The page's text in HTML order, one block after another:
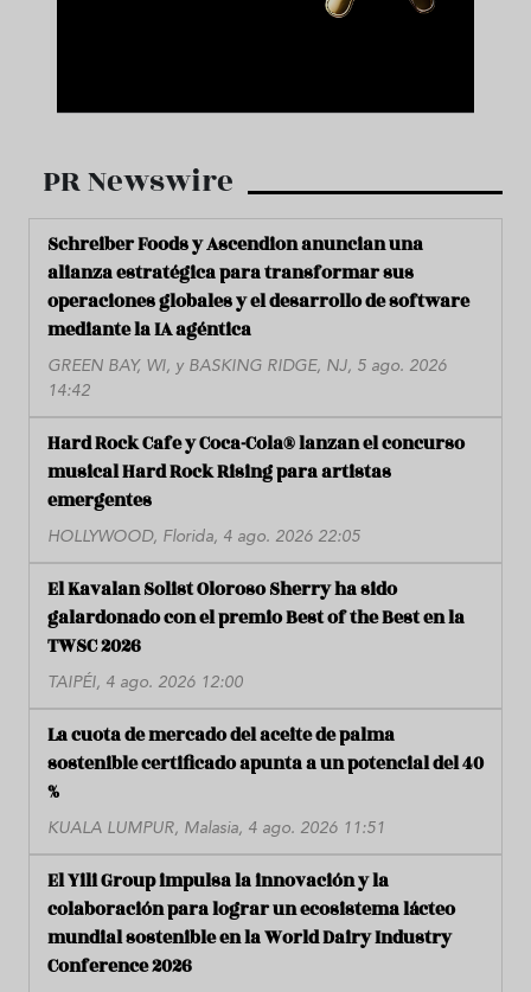
PR Newswire
Schreiber Foods y Ascendion anuncian una
alianza estratégica para transformar sus
operaciones globales y el desarrollo de software
mediante la IA agéntica
GREEN BAY, WI, y BASKING RIDGE, NJ, 5 ago. 2026
14:42
Hard Rock Cafe y Coca-Cola® lanzan el concurso
musical Hard Rock Rising para artistas
emergentes
HOLLYWOOD, Florida, 4 ago. 2026 22:05
El Kavalan Solist Oloroso Sherry ha sido
galardonado con el premio Best of the Best en la
TWSC 2026
TAIPÉI, 4 ago. 2026 12:00
La cuota de mercado del aceite de palma
sostenible certificado apunta a un potencial del 40
%
KUALA LUMPUR, Malasia, 4 ago. 2026 11:51
El Yili Group impulsa la innovación y la
colaboración para lograr un ecosistema lácteo
mundial sostenible en la World Dairy Industry
Conference 2026